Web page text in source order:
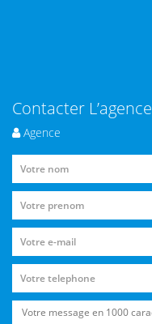
Contacter L’agence
Agence